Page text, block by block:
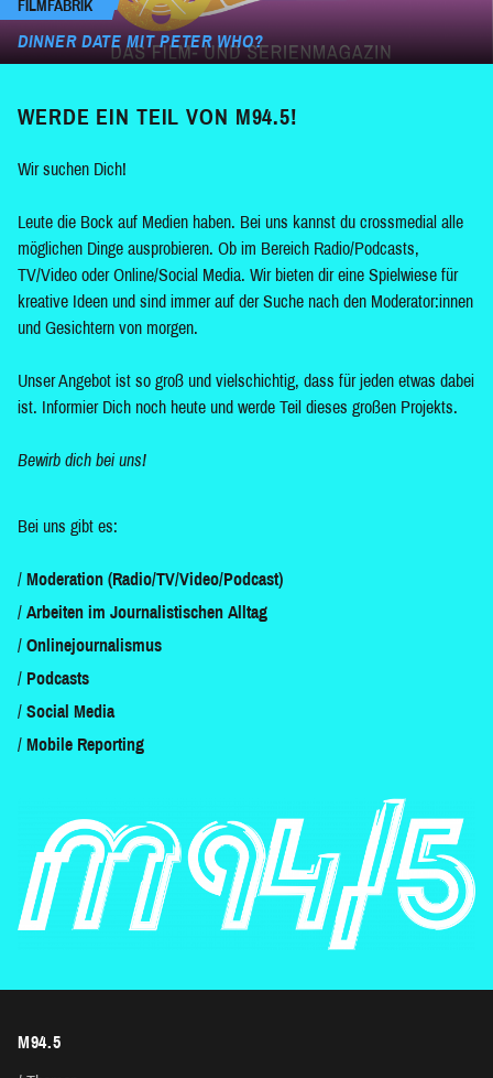
FILMFABRIK
DINNER DATE MIT PETER WHO?
WERDE EIN TEIL VON M94.5!
Wir suchen Dich!
Leute die Bock auf Medien haben. Bei uns kannst du crossmedial alle
möglichen Dinge ausprobieren. Ob im Bereich Radio/Podcasts,
TV/Video oder Online/Social Media. Wir bieten dir eine Spielwiese für
kreative Ideen und sind immer auf der Suche nach den Moderator:innen
und Gesichtern von morgen.
Unser Angebot ist so groß und vielschichtig, dass für jeden etwas dabei
ist. Informier Dich noch heute und werde Teil dieses großen Projekts.
Bewirb dich bei uns!
Bei uns gibt es:
Moderation (Radio/TV/Video/Podcast)
Arbeiten im Journalistischen Alltag
Onlinejournalismus
Podcasts
Social Media
Mobile Reporting
M94.5